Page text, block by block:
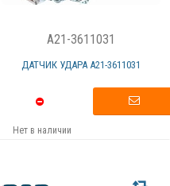
A21-3611031
ДАТЧИК УДАРА А21-3611031
Нет в наличии